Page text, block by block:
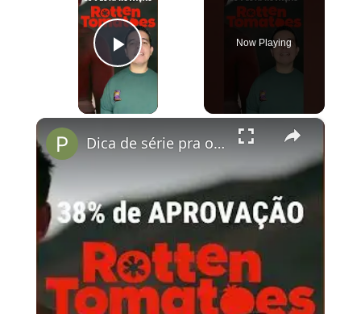
Play Video
Now Playing
×
Dica de série pra os fãs de Wicked!